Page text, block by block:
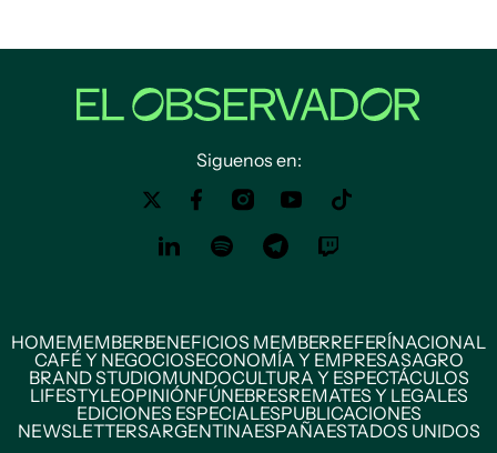
Siguenos en:
HOMEMEMBERBENEFICIOS MEMBERREFERÍNACIONAL
CAFÉ Y NEGOCIOSECONOMÍA Y EMPRESASAGRO
BRAND STUDIOMUNDOCULTURA Y ESPECTÁCULOS
LIFESTYLEOPINIÓNFÚNEBRESREMATES Y LEGALES
EDICIONES ESPECIALESPUBLICACIONES
NEWSLETTERSARGENTINAESPAÑAESTADOS UNIDOS